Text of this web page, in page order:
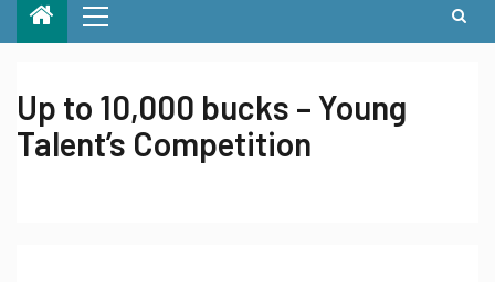
Up to 10,000 bucks – Young
Talent’s Competition